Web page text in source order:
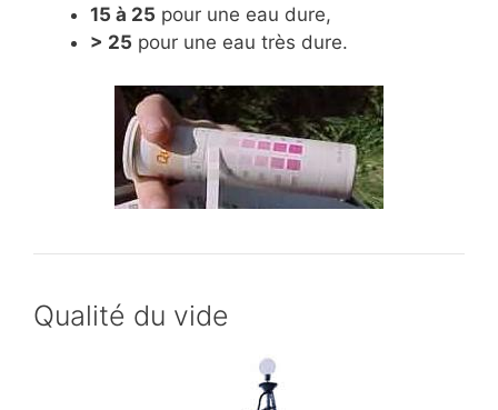
15 à 25 pour une eau dure,
> 25 pour une eau très dure.
Qualité du vide